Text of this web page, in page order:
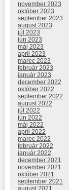
november 2023
október 2023
september 2023
august 2023
júl 2023
jún 2023
máj 2023
apríl 2023
marec 2023
február 2023
január 2023
december 2022
október 2022
september 2022
august 2022
júl 2022
jún 2022
máj 2022
apríl 2022
marec 2022
február 2022
január 2022
december 2021
november 2021
október 2021
september 2021